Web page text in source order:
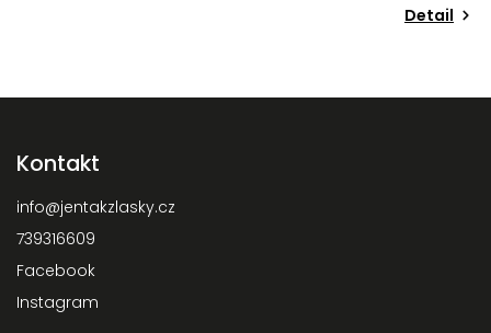
Detail
Kontakt
info@jentakzlasky.cz
739316609
Facebook
Instagram